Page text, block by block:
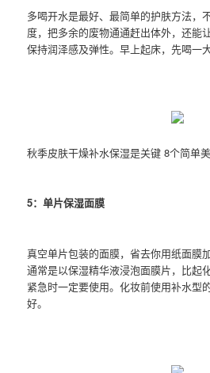
多喝开水是最好、最简单的护肤方法，
度，把多余的废物通通赶出体外，还能
保持润泽感及弹性。早上起床，先喝一
秋季皮肤干燥补水保湿是关键 8个简单
5：单片保湿面膜
真空单片包装的面膜，省去你用纸面膜
通常是以保湿精华液浸泡面膜片，比起
紧急时一定要使用。化妆前使用补水型
好。